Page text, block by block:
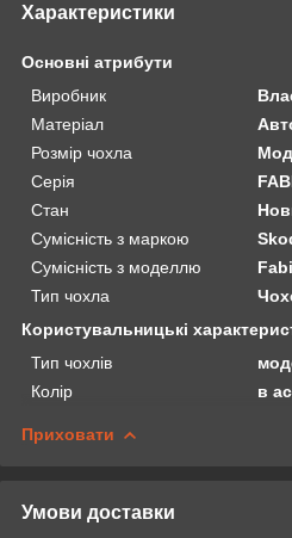
Характеристики
Основні атрибути
Виробник
Матеріал
Розмір чохла
Серія
Стан
Сумісність з маркою
Сумісність з моделлю
Тип чохла
Користувальницькі
Тип чохлів
Колір
в
Приховати
Умови доставки